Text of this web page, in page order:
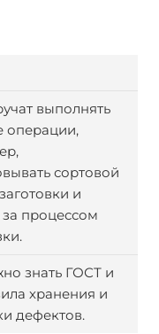
выполнять
операции,
сортовой
и
за процессом
знать ГОСТ и
хранения и
дефектов.